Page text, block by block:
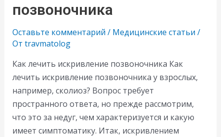
позвоночника
Оставьте комментарий / Медицинские статьи /
От travmatolog
Как лечить искривление позвоночника Как
лечить искривление позвоночника у взрослых,
например, сколиоз? Вопрос требует
пространного ответа, но прежде рассмотрим,
что это за недуг, чем характеризуется и какую
имеет симптоматику. Итак, искривлением